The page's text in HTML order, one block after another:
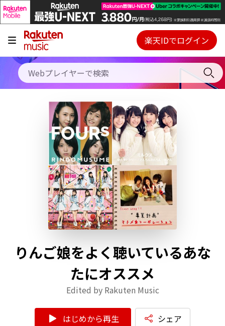
キャンペーン
料金プラン
使い方
初回30日間無料お試し
Webプレイヤー
ご契約内容の確認・変更
楽天IDでログイン
りんご娘をよく聴いているあな
たにオススメ
Edited by Rakuten Music
はじめから再生 シェア